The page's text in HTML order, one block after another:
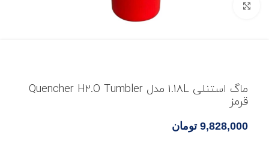
ماگ استنلی 1.18L مدل Quencher H2.O Tumbler
قرمز
9,828,000 تومان